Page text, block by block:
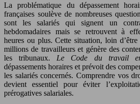
La problématique du dépassement
françaises soulève de nombreuses
sont les salariés qui signent un
hebdomadaires mais se retrouvent à
heures ou plus. Cette situation, loin
millions de travailleurs et génère des
les tribunaux. Le Code du travail
dépassements horaires et prévoit des
les salariés concernés. Comprendre vos
devient essentiel pour éviter
prérogatives salariales.